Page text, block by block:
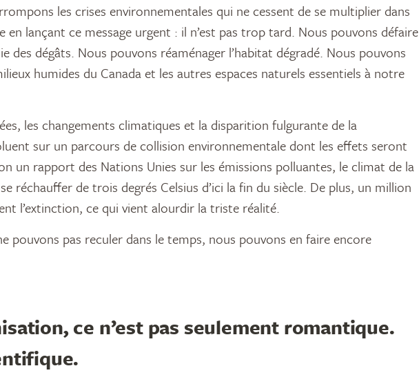
en lançant ce message urgent : il n’est pas trop tard. Nous pouvons défaire
des dégâts. Nous pouvons réaménager l’habitat dégradé. Nous pouvons
humides du Canada et les autres espaces naturels essentiels à notre
les changements climatiques et la disparition fulgurante de la
sur un parcours de collision environnementale dont les effets seront
un rapport des Nations Unies sur les émissions polluantes, le climat de la
réchauffer de trois degrés Celsius d’ici la fin du siècle. De plus, un million
l’extinction, ce qui vient alourdir la triste réalité.
pouvons pas reculer dans le temps, nous pouvons en faire encore
ce n’est pas seulement romantique.